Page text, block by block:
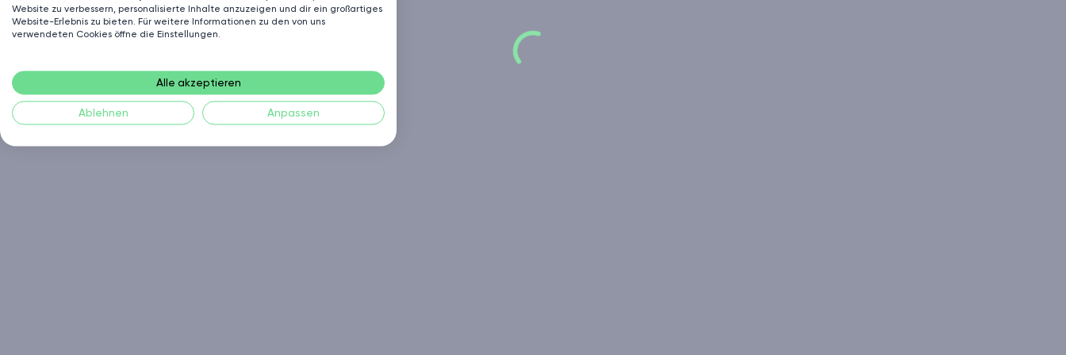
Website zu verbessern, personalisierte Inhalte anzuzeigen und dir ein großartiges
Website-Erlebnis zu bieten. Für weitere Informationen zu den von uns
verwendeten Cookies öffne die Einstellungen.
Alle akzeptieren
Ablehnen Anpassen